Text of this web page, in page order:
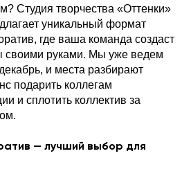
Студия творчества «Оттенки»
уникальный формат
где ваша команда создаст
своими руками. Мы уже ведем
и места разбирают
подарить коллегам
и сплотить коллектив за
— лучший выбор для